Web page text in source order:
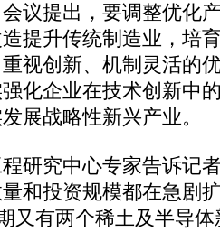
提出，要调整优化
提升传统制造业，培
视创新、机制灵活的
化企业在技术创新中
展战略性新兴产业。
究中心专家告诉记
和投资规模都在急剧
又有两个稀土及半导